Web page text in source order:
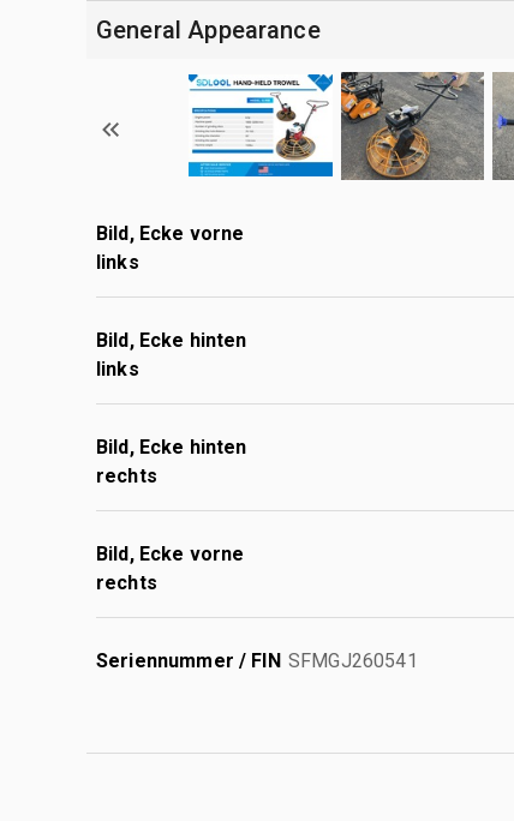
General Appearance
Bild, Ecke vorne
links
Bild, Ecke hinten
links
Bild, Ecke hinten
rechts
Bild, Ecke vorne
rechts
Seriennummer / FIN SFMGJ260541